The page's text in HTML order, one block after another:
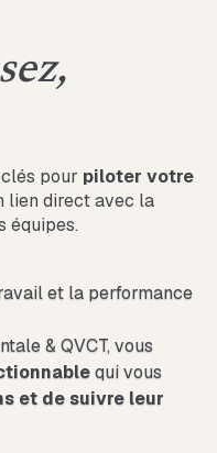
pour piloter votre
lien direct avec la
équipes.
et la performance
& QVCT, vous
qui vous
et de suivre leur